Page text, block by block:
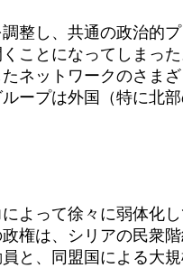
し、共通の政治的
ことになってしまっ
ネットワークのさま
ープは外国（特に北
って徐々に弱体化
権は、シリアの民衆
と、同盟国による大